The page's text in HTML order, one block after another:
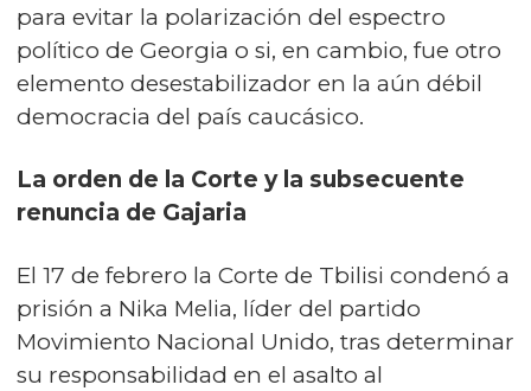
para evitar la polarización del espectro
político de Georgia o si, en cambio, fue otro
elemento desestabilizador en la aún débil
democracia del país caucásico.
La orden de la Corte y la subsecuente
renuncia de Gajaria
El 17 de febrero la Corte de Tbilisi condenó a
prisión a Nika Melia, líder del partido
Movimiento Nacional Unido, tras determinar
su responsabilidad en el asalto al